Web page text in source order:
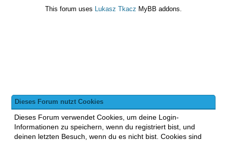
Dieses Forum nutzt Cookies
Dieses Forum verwendet Cookies, um deine Login-
Informationen zu speichern, wenn du registriert bist, und
deinen letzten Besuch, wenn du es nicht bist. Cookies sind
This forum uses Lukasz Tkacz MyBB addons.